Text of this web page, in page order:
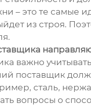
– это те самые
из строя.
важно
поставщик
сталь,
вопросы о